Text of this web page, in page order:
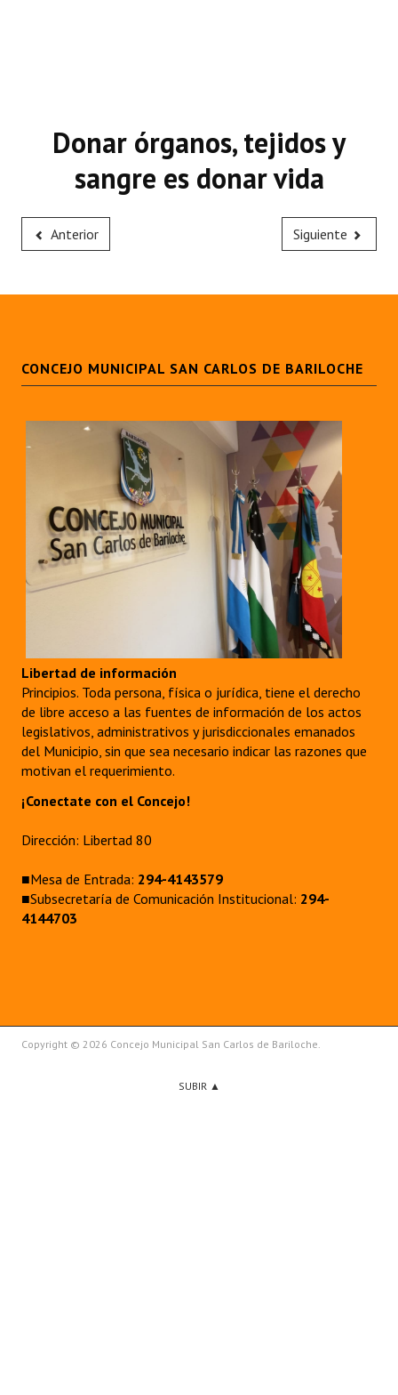
Donar órganos, tejidos y
sangre es donar vida
Anterior Siguiente
CONCEJO MUNICIPAL SAN CARLOS DE BARILOCHE
Libertad de información
Principios. Toda persona, física o jurídica, tiene el derecho
de libre acceso a las fuentes de información de los actos
legislativos, administrativos y jurisdiccionales emanados
del Municipio, sin que sea necesario indicar las razones que
motivan el requerimiento.
¡Conectate con el Concejo!
Dirección: Libertad 80
■Mesa de Entrada: 294-4143579
■Subsecretaría de Comunicación Institucional: 294-
4144703
Copyright © 2026 Concejo Municipal San Carlos de Bariloche.
SUBIR ▲